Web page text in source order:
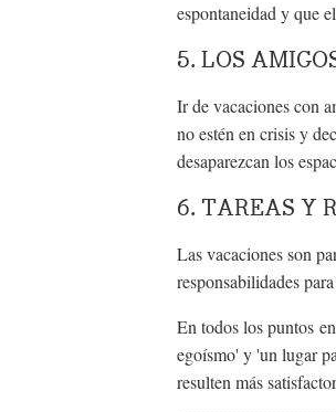
espontaneidad y que
5. LOS
Ir de vacaciones con
no estén en crisis y
desaparezcan los
6. TAREAS Y
Las vacaciones son
responsabilidades
En todos los puntos
egoísmo' y 'un lugar
resulten más